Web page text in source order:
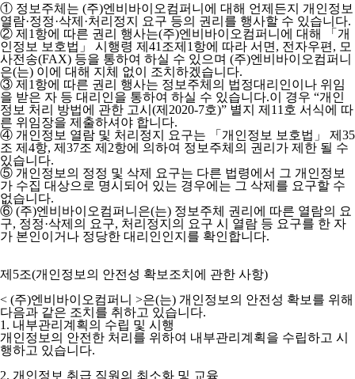
① 정보주체는 (주)엔비바이오컴퍼니에 대해 언제든지 개인정보
열람·정정·삭제·처리정지 요구 등의 권리를 행사할 수 있습니다.
② 제1항에 따른 권리 행사는(주)엔비바이오컴퍼니에 대해 「개
인정보 보호법」 시행령 제41조제1항에 따라 서면, 전자우편, 모
사전송(FAX) 등을 통하여 하실 수 있으며 (주)엔비바이오컴퍼니
은(는) 이에 대해 지체 없이 조치하겠습니다.
③ 제1항에 따른 권리 행사는 정보주체의 법정대리인이나 위임
을 받은 자 등 대리인을 통하여 하실 수 있습니다.이 경우 “개인
정보 처리 방법에 관한 고시(제2020-7호)” 별지 제11호 서식에 따
른 위임장을 제출하셔야 합니다.
④ 개인정보 열람 및 처리정지 요구는 「개인정보 보호법」 제35
조 제4항, 제37조 제2항에 의하여 정보주체의 권리가 제한 될 수
있습니다.
⑤ 개인정보의 정정 및 삭제 요구는 다른 법령에서 그 개인정보
가 수집 대상으로 명시되어 있는 경우에는 그 삭제를 요구할 수
없습니다.
⑥ (주)엔비바이오컴퍼니은(는) 정보주체 권리에 따른 열람의 요
구, 정정·삭제의 요구, 처리정지의 요구 시 열람 등 요구를 한 자
가 본인이거나 정당한 대리인인지를 확인합니다.
제5조(개인정보의 안전성 확보조치에 관한 사항)
< (주)엔비바이오컴퍼니 >은(는) 개인정보의 안전성 확보를 위해
다음과 같은 조치를 취하고 있습니다.
1. 내부관리계획의 수립 및 시행
개인정보의 안전한 처리를 위하여 내부관리계획을 수립하고 시
행하고 있습니다.
2. 개인정보 취급 직원의 최소화 및 교육